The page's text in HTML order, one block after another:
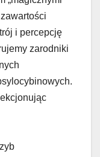
i percepcję
zarodniki